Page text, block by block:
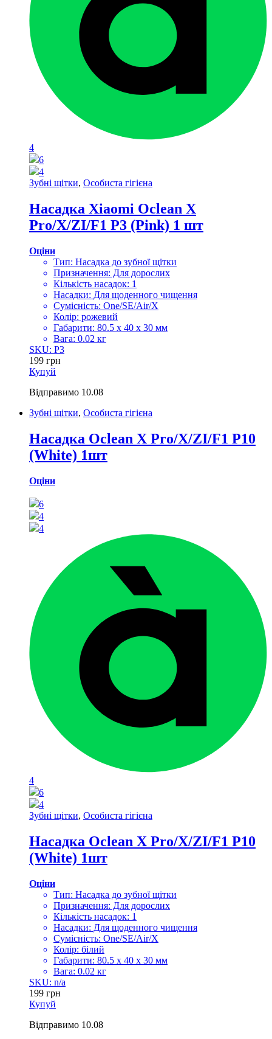
4
6
4
Зубні щітки, Особиста гігієна
Насадка Xiaomi Oclean X
Pro/X/ZI/F1 P3 (Pink) 1 шт
Оціни
Тип: Насадка до зубної щітки
Призначення: Для дорослих
Кількість насадок: 1
Насадки: Для щоденного чищення
Сумісність: One/SE/Air/X
Колір: рожевий
Габарити: 80.5 x 40 x 30 мм
Вага: 0.02 кг
SKU: P3
199 грн
Купуй
Відправимо 10.08
Зубні щітки, Особиста гігієна
Насадка Oclean X Pro/X/ZI/F1 P10
(White) 1шт
Оціни
6
4
4
4
6
4
Зубні щітки, Особиста гігієна
Насадка Oclean X Pro/X/ZI/F1 P10
(White) 1шт
Оціни
Тип: Насадка до зубної щітки
Призначення: Для дорослих
Кількість насадок: 1
Насадки: Для щоденного чищення
Сумісність: One/SE/Air/X
Колір: білий
Габарити: 80.5 x 40 x 30 мм
Вага: 0.02 кг
SKU: n/a
199 грн
Купуй
Відправимо 10.08